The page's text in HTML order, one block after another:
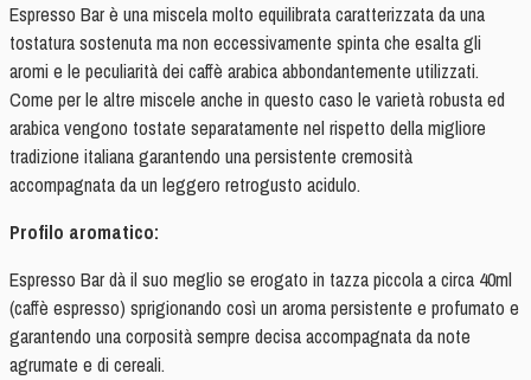
Espresso Bar è una miscela molto equilibrata caratterizzata da una
tostatura sostenuta ma non eccessivamente spinta che esalta gli
aromi e le peculiarità dei caffè arabica abbondantemente utilizzati.
Come per le altre miscele anche in questo caso le varietà robusta ed
arabica vengono tostate separatamente nel rispetto della migliore
tradizione italiana garantendo una persistente cremosità
accompagnata da un leggero retrogusto acidulo.
Profilo aromatico:
Espresso Bar dà il suo meglio se erogato in tazza piccola a circa 40ml
(caffè espresso) sprigionando così un aroma persistente e profumato e
garantendo una corposità sempre decisa accompagnata da note
agrumate e di cereali.